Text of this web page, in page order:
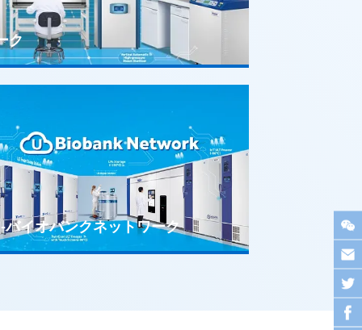
ク
バイオバンクネットワーク